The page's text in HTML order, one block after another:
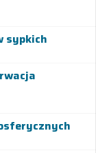
sypkich